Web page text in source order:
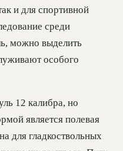
и для спортивной
среди
можно выделить
особого
12 калибра, но
является полевая
для гладкоствольных